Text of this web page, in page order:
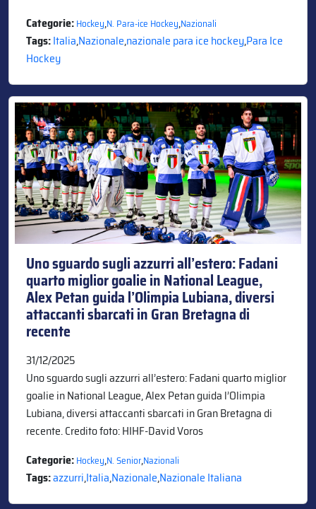
Categorie:Hockey,N. Para-ice Hockey,Nazionali
Tags:Italia,Nazionale,nazionale para ice hockey,Para Ice
Hockey
Uno sguardo sugli azzurri all’estero: Fadani
quarto miglior goalie in National League,
Alex Petan guida l’Olimpia Lubiana, diversi
attaccanti sbarcati in Gran Bretagna di
recente
31/12/2025
Uno sguardo sugli azzurri all’estero: Fadani quarto miglior
goalie in National League, Alex Petan guida l’Olimpia
Lubiana, diversi attaccanti sbarcati in Gran Bretagna di
recente. Credito foto: HIHF-David Voros
Categorie:Hockey,N. Senior,Nazionali
Tags:azzurri,Italia,Nazionale,Nazionale Italiana